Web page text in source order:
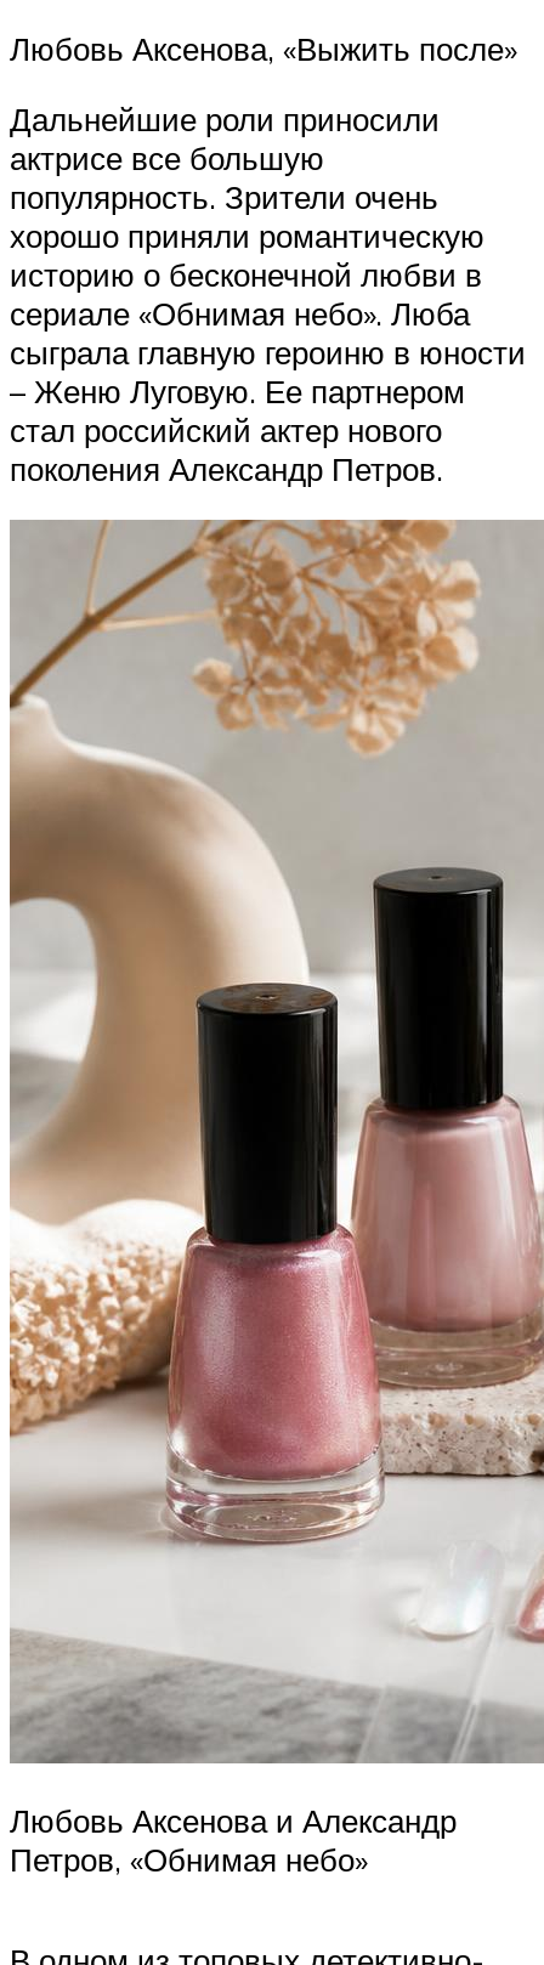
Любовь Аксенова, «Выжить после»
Дальнейшие роли приносили
актрисе все большую
популярность. Зрители очень
хорошо приняли романтическую
историю о бесконечной любви в
сериале «Обнимая небо». Люба
сыграла главную героиню в юности
– Женю Луговую. Ее партнером
стал российский актер нового
поколения Александр Петров.
Любовь Аксенова и Александр
Петров, «Обнимая небо»